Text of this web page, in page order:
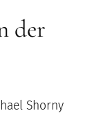
der
Shorny